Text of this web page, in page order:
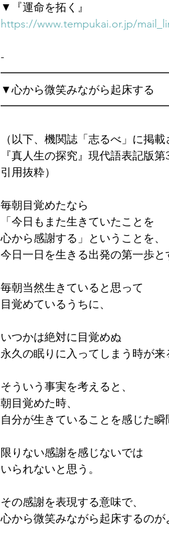
▼『運命を拓く』
https://www.tempukai.or.jp/
-
▼心から微笑みながら起床する
（以下、機関誌「志るべ」に掲載
『真人生の探究』現代語表記版第
引用抜粋）
毎朝目覚めたなら
「今日もまた生きていたことを
心から感謝する」ということを、
今日一日を生きる出発の第一歩と
毎朝当然生きていると思って
目覚めているうちに、
いつかは絶対に目覚めぬ
永久の眠りに入ってしまう時が来
そういう事実を考えると、
朝目覚めた時、
自分が生きていることを感じた瞬
限りない感謝を感じないでは
いられないと思う。
その感謝を表現する意味で、
心から微笑みながら起床するのが